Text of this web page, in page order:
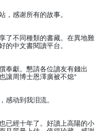
，感谢所有的故事。
了不同種類的書藏。在異地難
的中文書閱讀平台。
奉獻。懇請各位讀友有錢出
讓周博士恩澤廣被不熄°
感动到我泪流。
已經十年了。好讀上高陽的小